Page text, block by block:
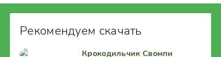
Рекомендуем скачать
Крокодильчик Свомпи